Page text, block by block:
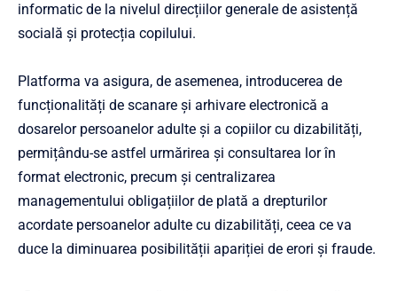
informatic de la nivelul direcțiilor generale de asistență
socială și protecția copilului.
Platforma va asigura, de asemenea, introducerea de
funcționalități de scanare și arhivare electronică a
dosarelor persoanelor adulte și a copiilor cu dizabilități,
permițându-se astfel urmărirea și consultarea lor în
format electronic, precum și centralizarea
managementului obligațiilor de plată a drepturilor
acordate persoanelor adulte cu dizabilități, ceea ce va
duce la diminuarea posibilității apariției de erori și fraude.